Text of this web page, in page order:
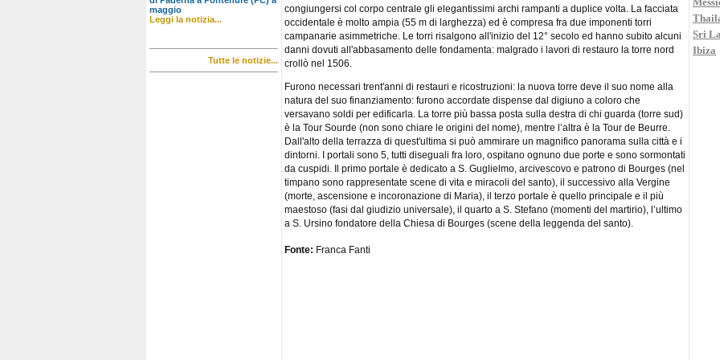
maggio
Leggi la notizia...
Tutte le notizie...
congiungersi col corpo centrale gli elegantissimi archi rampanti a duplice volta. La facciata
occidentale è molto ampia (55 m di larghezza) ed è compresa fra due imponenti torri
campanarie asimmetriche. Le torri risalgono all'inizio del 12° secolo ed hanno subito alcuni
danni dovuti all'abbasamento delle fondamenta: malgrado i lavori di restauro la torre nord
crollò nel 1506.
Furono necessari trent'anni di restauri e ricostruzioni: la nuova torre deve il suo nome alla
natura del suo finanziamento: furono accordate dispense dal digiuno a coloro che
versavano soldi per edificarla. La torre più bassa posta sulla destra di chi guarda (torre sud)
è la Tour Sourde (non sono chiare le origini del nome), mentre l’altra è la Tour de Beurre.
Dall'alto della terrazza di quest'ultima si può ammirare un magnifico panorama sulla città e i
dintorni. I portali sono 5, tutti diseguali fra loro, ospitano ognuno due porte e sono sormontati
da cuspidi. Il primo portale è dedicato a S. Guglielmo, arcivescovo e patrono di Bourges (nel
timpano sono rappresentate scene di vita e miracoli del santo), il successivo alla Vergine
(morte, ascensione e incoronazione di Maria), il terzo portale è quello principale e il più
maestoso (fasi dal giudizio universale), il quarto a S. Stefano (momenti del martirio), l’ultimo
a S. Ursino fondatore della Chiesa di Bourges (scene della leggenda del santo).
Fonte: Franca Fanti
Sri
Ibiza